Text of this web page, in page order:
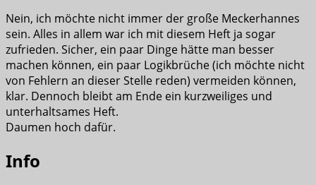
Nein, ich möchte nicht immer der große Meckerhannes
sein. Alles in allem war ich mit diesem Heft ja sogar
zufrieden. Sicher, ein paar Dinge hätte man besser
machen können, ein paar Logikbrüche (ich möchte nicht
von Fehlern an dieser Stelle reden) vermeiden können,
klar. Dennoch bleibt am Ende ein kurzweiliges und
unterhaltsames Heft.
Daumen hoch dafür.
Info